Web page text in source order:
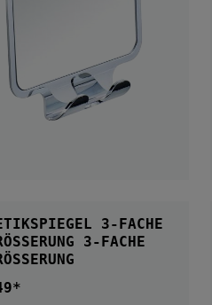
3-FACHE
3-FACHE V
Preis: